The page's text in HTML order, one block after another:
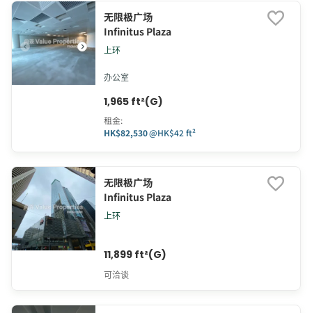
无限极广场
Infinitus Plaza
上环
办公室
1,965 ft²(G)
租金:
HK$82,530@HK$42 ft²
无限极广场
Infinitus Plaza
上环
11,899 ft²(G)
可洽谈